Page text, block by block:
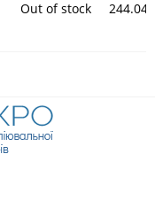
Out of stock 244.04